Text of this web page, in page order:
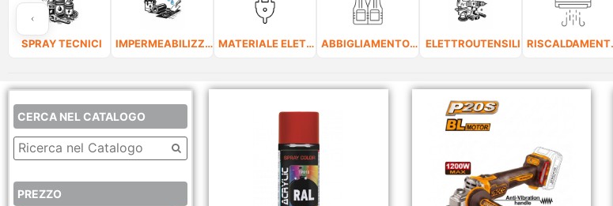
SPRAY TECNICI IMPERMEABILIZZANTI MATERIALE ELETTRICO ABBIGLIAMENTO DA LAVORO E DPI ELETTROUTENSILI
CERCA NEL CATALOGO
PREZZO